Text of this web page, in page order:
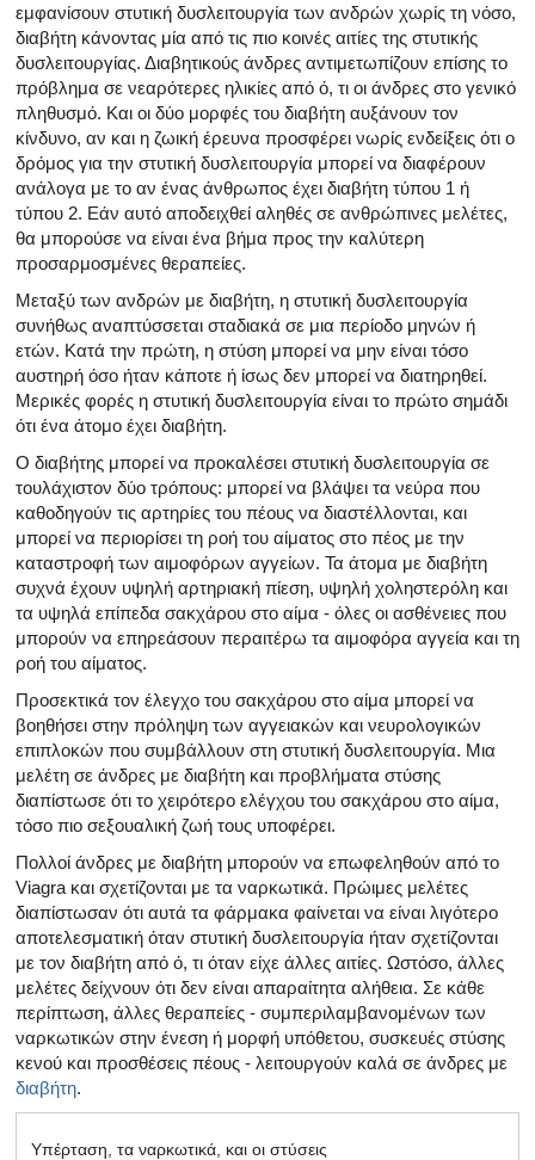
εμφανίσουν στυτική δυσλειτουργία των ανδρών χωρίς τη νόσο,
διαβήτη κάνοντας μία από τις πιο κοινές αιτίες της στυτικής
δυσλειτουργίας. Διαβητικούς άνδρες αντιμετωπίζουν επίσης το
πρόβλημα σε νεαρότερες ηλικίες από ό, τι οι άνδρες στο γενικό
πληθυσμό. Και οι δύο μορφές του διαβήτη αυξάνουν τον
κίνδυνο, αν και η ζωική έρευνα προσφέρει νωρίς ενδείξεις ότι ο
δρόμος για την στυτική δυσλειτουργία μπορεί να διαφέρουν
ανάλογα με το αν ένας άνθρωπος έχει διαβήτη τύπου 1 ή
τύπου 2. Εάν αυτό αποδειχθεί αληθές σε ανθρώπινες μελέτες,
θα μπορούσε να είναι ένα βήμα προς την καλύτερη
προσαρμοσμένες θεραπείες.
Μεταξύ των ανδρών με διαβήτη, η στυτική δυσλειτουργία
συνήθως αναπτύσσεται σταδιακά σε μια περίοδο μηνών ή
ετών. Κατά την πρώτη, η στύση μπορεί να μην είναι τόσο
αυστηρή όσο ήταν κάποτε ή ίσως δεν μπορεί να διατηρηθεί.
Μερικές φορές η στυτική δυσλειτουργία είναι το πρώτο σημάδι
ότι ένα άτομο έχει διαβήτη.
Ο διαβήτης μπορεί να προκαλέσει στυτική δυσλειτουργία σε
τουλάχιστον δύο τρόπους: μπορεί να βλάψει τα νεύρα που
καθοδηγούν τις αρτηρίες του πέους να διαστέλλονται, και
μπορεί να περιορίσει τη ροή του αίματος στο πέος με την
καταστροφή των αιμοφόρων αγγείων. Τα άτομα με διαβήτη
συχνά έχουν υψηλή αρτηριακή πίεση, υψηλή χοληστερόλη και
τα υψηλά επίπεδα σακχάρου στο αίμα - όλες οι ασθένειες που
μπορούν να επηρεάσουν περαιτέρω τα αιμοφόρα αγγεία και τη
ροή του αίματος.
Προσεκτικά τον έλεγχο του σακχάρου στο αίμα μπορεί να
βοηθήσει στην πρόληψη των αγγειακών και νευρολογικών
επιπλοκών που συμβάλλουν στη στυτική δυσλειτουργία. Μια
μελέτη σε άνδρες με διαβήτη και προβλήματα στύσης
διαπίστωσε ότι το χειρότερο ελέγχου του σακχάρου στο αίμα,
τόσο πιο σεξουαλική ζωή τους υποφέρει.
Πολλοί άνδρες με διαβήτη μπορούν να επωφεληθούν από το
Viagra και σχετίζονται με τα ναρκωτικά. Πρώιμες μελέτες
διαπίστωσαν ότι αυτά τα φάρμακα φαίνεται να είναι λιγότερο
αποτελεσματική όταν στυτική δυσλειτουργία ήταν σχετίζονται
με τον διαβήτη από ό, τι όταν είχε άλλες αιτίες. Ωστόσο, άλλες
μελέτες δείχνουν ότι δεν είναι απαραίτητα αλήθεια. Σε κάθε
περίπτωση, άλλες θεραπείες - συμπεριλαμβανομένων των
ναρκωτικών στην ένεση ή μορφή υπόθετου, συσκευές στύσης
κενού και προσθέσεις πέους - λειτουργούν καλά σε άνδρες με
διαβήτη.
Υπέρταση, τα ναρκωτικά, και οι στύσεις